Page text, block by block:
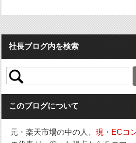
ゲ
ー
社長ブログ内を検索
検
索:
このブログについて
元・楽天市場の中の人、現・ECコ